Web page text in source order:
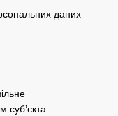
даних
суб’єкта